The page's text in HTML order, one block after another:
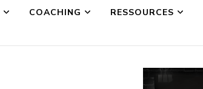
COACHING RESSOURCES